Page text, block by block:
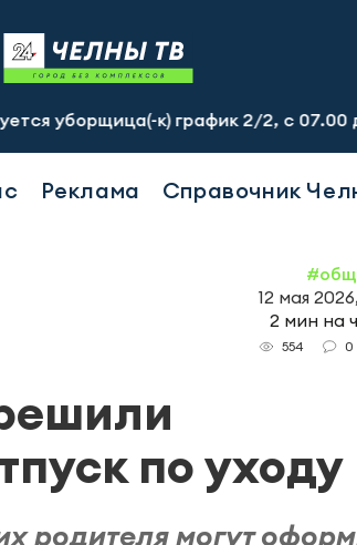
к) график 2/2, с 07.00 до 19.00,
Реклама Справочник
12 мая
2 мин на
554 0
по уходу
родителя могут